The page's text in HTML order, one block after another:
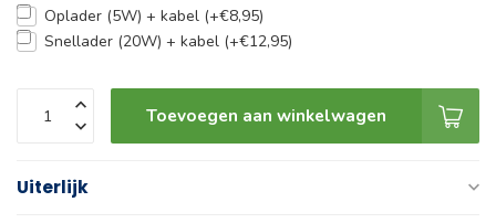
Oplader (5W) + kabel (+€8,95)
Snellader (20W) + kabel (+€12,95)
Toevoegen aan winkelwagen
Uiterlijk